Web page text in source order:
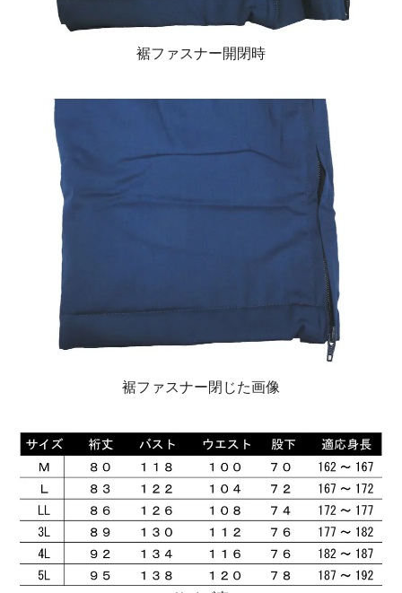
裾ファスナー開閉時
裾ファスナー閉じた画像